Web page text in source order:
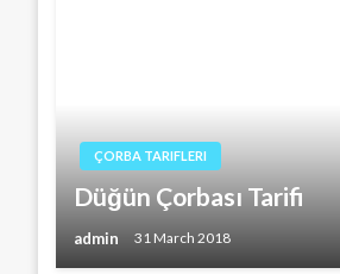
ÇORBA TARIFLERI
Düğün Çorbası Tarifi
admin 31 March 2018